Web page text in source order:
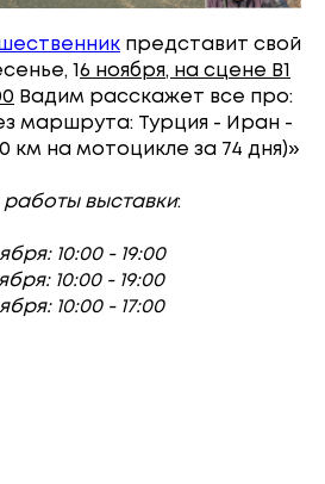
представит свой
1 6 ноября, на сцене В1
Вадим расскажет все про:
маршрута: Турция - Иран -
км на мотоцикле за 74 дня)»
выставки:
10:00 - 19:00
10:00 - 19:00
10:00 - 17:00